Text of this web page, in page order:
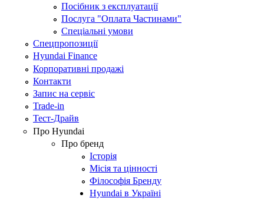
Посібник з експлуатації
Послуга "Оплата Частинами"
Спеціальні умови
Спецпропозиції
Hyundai Finance
Корпоративні продажі
Контакти
Запис на сервіс
Trade-in
Тест-Драйв
Про Hyundai
Про бренд
Історія
Місія та цінності
Філософія Бренду
Hyundai в Україні